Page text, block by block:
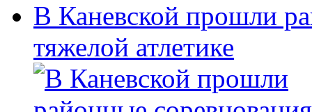
В Каневской прошли
тяжелой атлетике